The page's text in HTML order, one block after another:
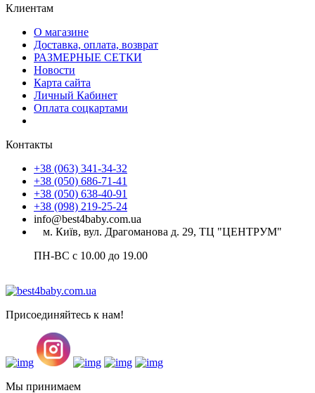
Клиентам
О магазине
Доставка, оплата, возврат
РАЗМЕРНЫЕ СЕТКИ
Новости
Карта сайта
Личный Кабинет
Оплата соцкартами
Контакты
+38 (063) 341-34-32
+38 (050) 686-71-41
+38 (050) 638-40-91
+38 (098) 219-25-24
info@best4baby.com.ua
м. Київ, вул. Драгоманова д. 29, ТЦ "ЦЕНТРУМ"
ПН-ВС с 10.00 до 19.00
Присоединяйтесь к нам!
Мы принимаем